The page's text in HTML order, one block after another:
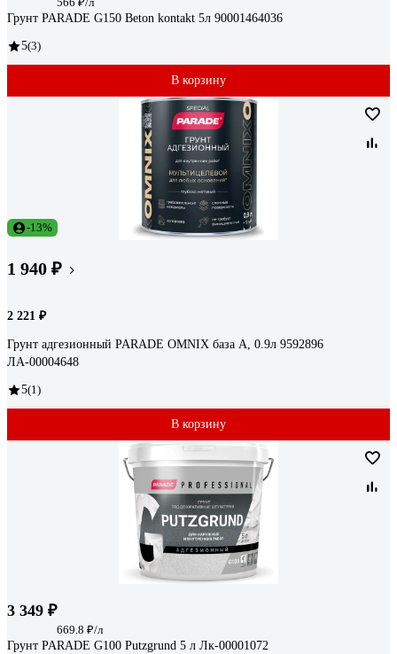
Грунт PARADE G150 Beton kontakt 5л 90001464036
5(3)
В корзину
-13%
1 940 ₽
2 221 ₽
Грунт адгезионный PARADE OMNIX база А, 0.9л 9592896
ЛА-00004648
5(1)
В корзину
3 349 ₽
669.8 ₽/л
Грунт PARADE G100 Putzgrund 5 л Лк-00001072